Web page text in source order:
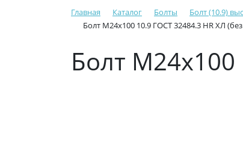
Главная Каталог Болты Болт (10.9)
Болт М24х100 10.9 ГОСТ 32484.3 HR ХЛ
Болт М24х100